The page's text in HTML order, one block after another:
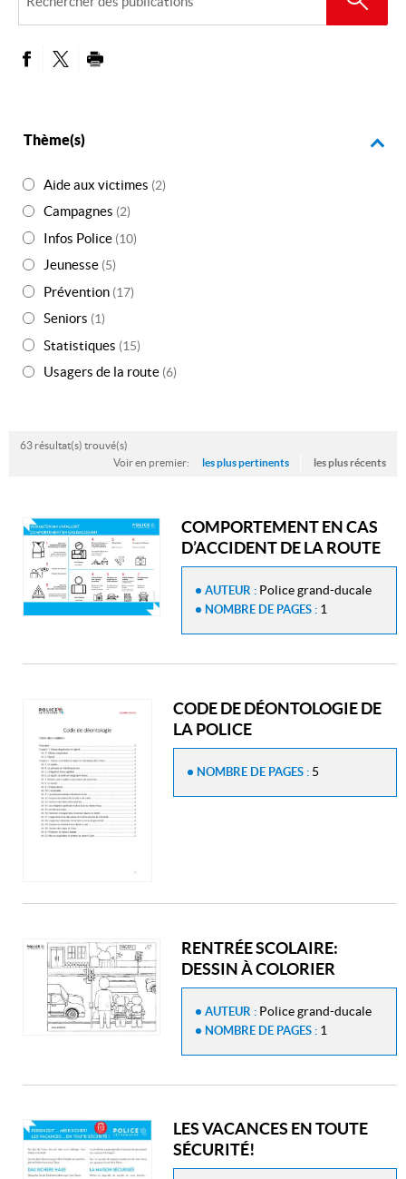
des
publications
Thème(s)
Aide aux victimes (2)
Campagnes (2)
Infos Police (10)
Jeunesse (5)
Prévention (17)
Seniors (1)
Statistiques (15)
Usagers de la route (6)
63 résultat(s) trouvé(s)
Voir en premier:
les plus pertinents les plus récents
COMPORTEMENT EN CAS
D’ACCIDENT DE LA ROUTE
AUTEUR : Police grand-ducale
NOMBRE DE PAGES : 1
CODE DE DÉONTOLOGIE DE
LA POLICE
NOMBRE DE PAGES : 5
RENTRÉE SCOLAIRE:
DESSIN À COLORIER
AUTEUR : Police grand-ducale
NOMBRE DE PAGES : 1
LES VACANCES EN TOUTE
SÉCURITÉ!